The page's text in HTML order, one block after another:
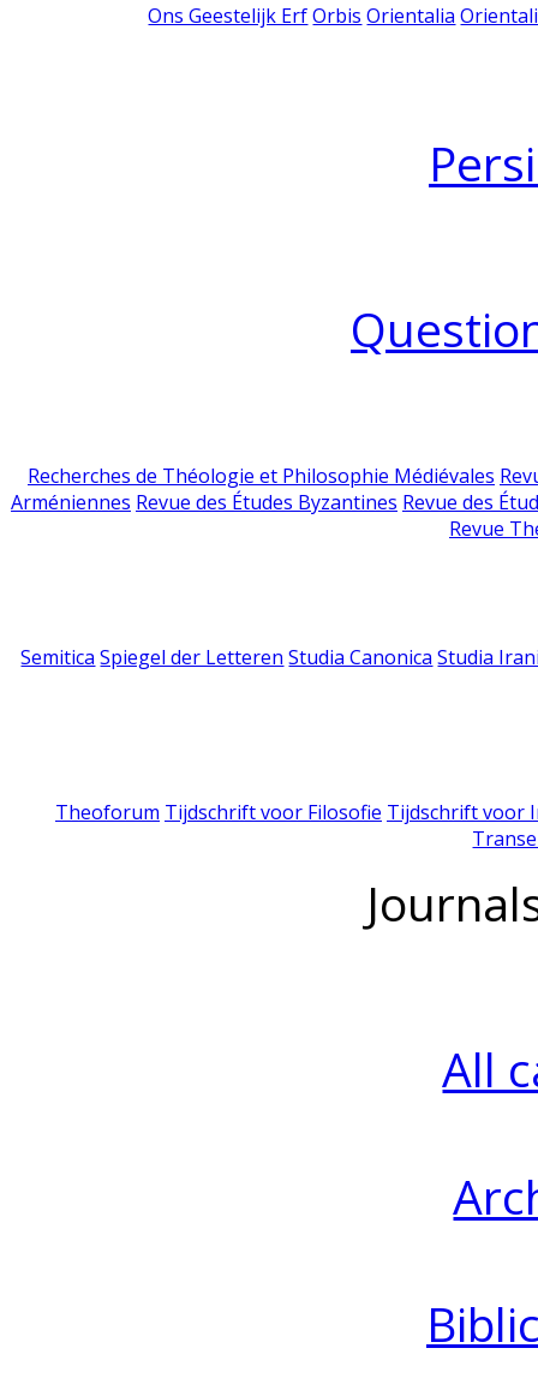
Ons Geestelijk Erf Orbis Orientalia
Recherches de Théologie et Philosophie Médiévales
Arméniennes Revue des Études Byzantines Revue des
Revue
Semitica Spiegel der Letteren Studia Canonica Studia
Theoforum Tijdschrift voor Filosofie Tijdschrift voor
All